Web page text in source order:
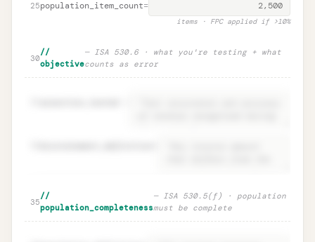
25population_item_count=
items · FPC applied if >10%
30
//
objective
— ISA 530.6 · what you're testing + what
counts as error
🔒Objective · ISA 530.6 what you test +
error definition
Unlock
→
35
//
population_completeness
— ISA 530.5(f) · population
must be complete